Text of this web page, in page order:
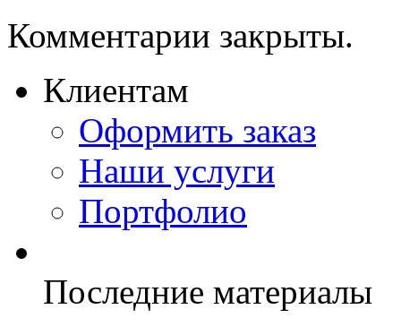
Комментарии закрыты.
Клиентам
Оформить заказ
Наши услуги
Портфолио
Последние материалы